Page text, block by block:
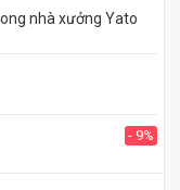
nhà xưởng Yato
- 9%